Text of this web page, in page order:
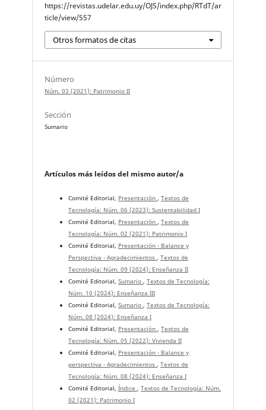
https://revistas.udelar.edu.uy/OJS/index.php/RTdT/ar
ticle/view/557
Otros formatos de citas
Número
Núm. 03 (2021): Patrimonio II
Sección
Sumario
Artículos más leídos del mismo autor/a
Comité Editorial, Presentación , Textos de
Tecnología: Núm. 06 (2023): Sustentabilidad I
Comité Editorial, Presentación , Textos de
Tecnología: Núm. 02 (2021): Patrimonio I
Comité Editorial, Presentación - Balance y
Perspectiva - Agradecimientos , Textos de
Tecnología: Núm. 09 (2024): Enseñanza II
Comité Editorial, Sumario , Textos de Tecnología:
Núm. 10 (2024): Enseñanza III
Comité Editorial, Sumario , Textos de Tecnología:
Núm. 08 (2024): Enseñanza I
Comité Editorial, Presentación , Textos de
Tecnología: Núm. 05 (2022): Vivienda II
Comité Editorial, Presentación - Balance y
perspectiva - Agradecimientos , Textos de
Tecnología: Núm. 08 (2024): Enseñanza I
Comité Editorial, Índice , Textos de Tecnología: Núm.
02 (2021): Patrimonio I